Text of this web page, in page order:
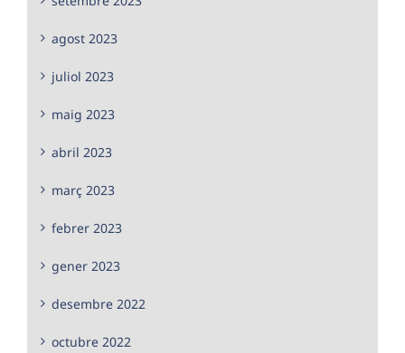
agost 2023
juliol 2023
maig 2023
abril 2023
març 2023
febrer 2023
gener 2023
desembre 2022
octubre 2022